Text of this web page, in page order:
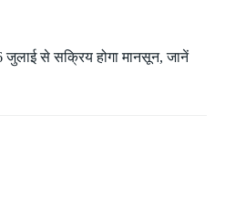
जुलाई से सक्रिय होगा मानसून, जानें